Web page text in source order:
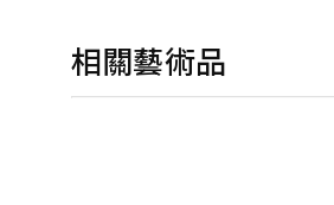
相關藝術品